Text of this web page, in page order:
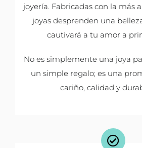
joyería. Fabricadas con la más
joyas desprenden una
cautivará a tu amor a
No es simplemente una joya
un simple regalo; es una
cariño, calidad y